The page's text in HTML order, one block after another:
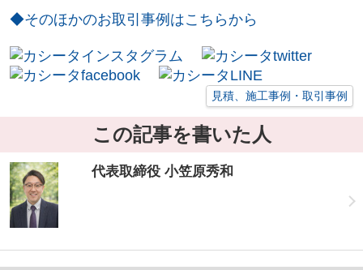
◆そのほかのお取引事例はこちらから
見積、施工事例・取引事例
この記事を書いた人
代表取締役 小笠原秀和